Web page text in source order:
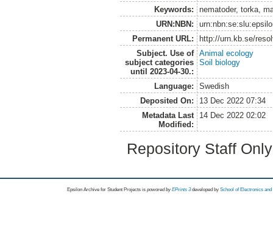
Keywords:
nematoder, torka,
URN:NBN:
Permanent URL:
http://urn.kb.se/
Subject. Use of
subject categories
until 2023-04-30.:
Animal ecology
Soil biology
Language:
Swedish
Deposited On:
13 Dec 2022 07:34
Metadata Last
Modified:
14 Dec 2022 02:02
Repository Staff
Epsilon Archive for Student Projects is powored byEPrints 3 developed by School of Electronics